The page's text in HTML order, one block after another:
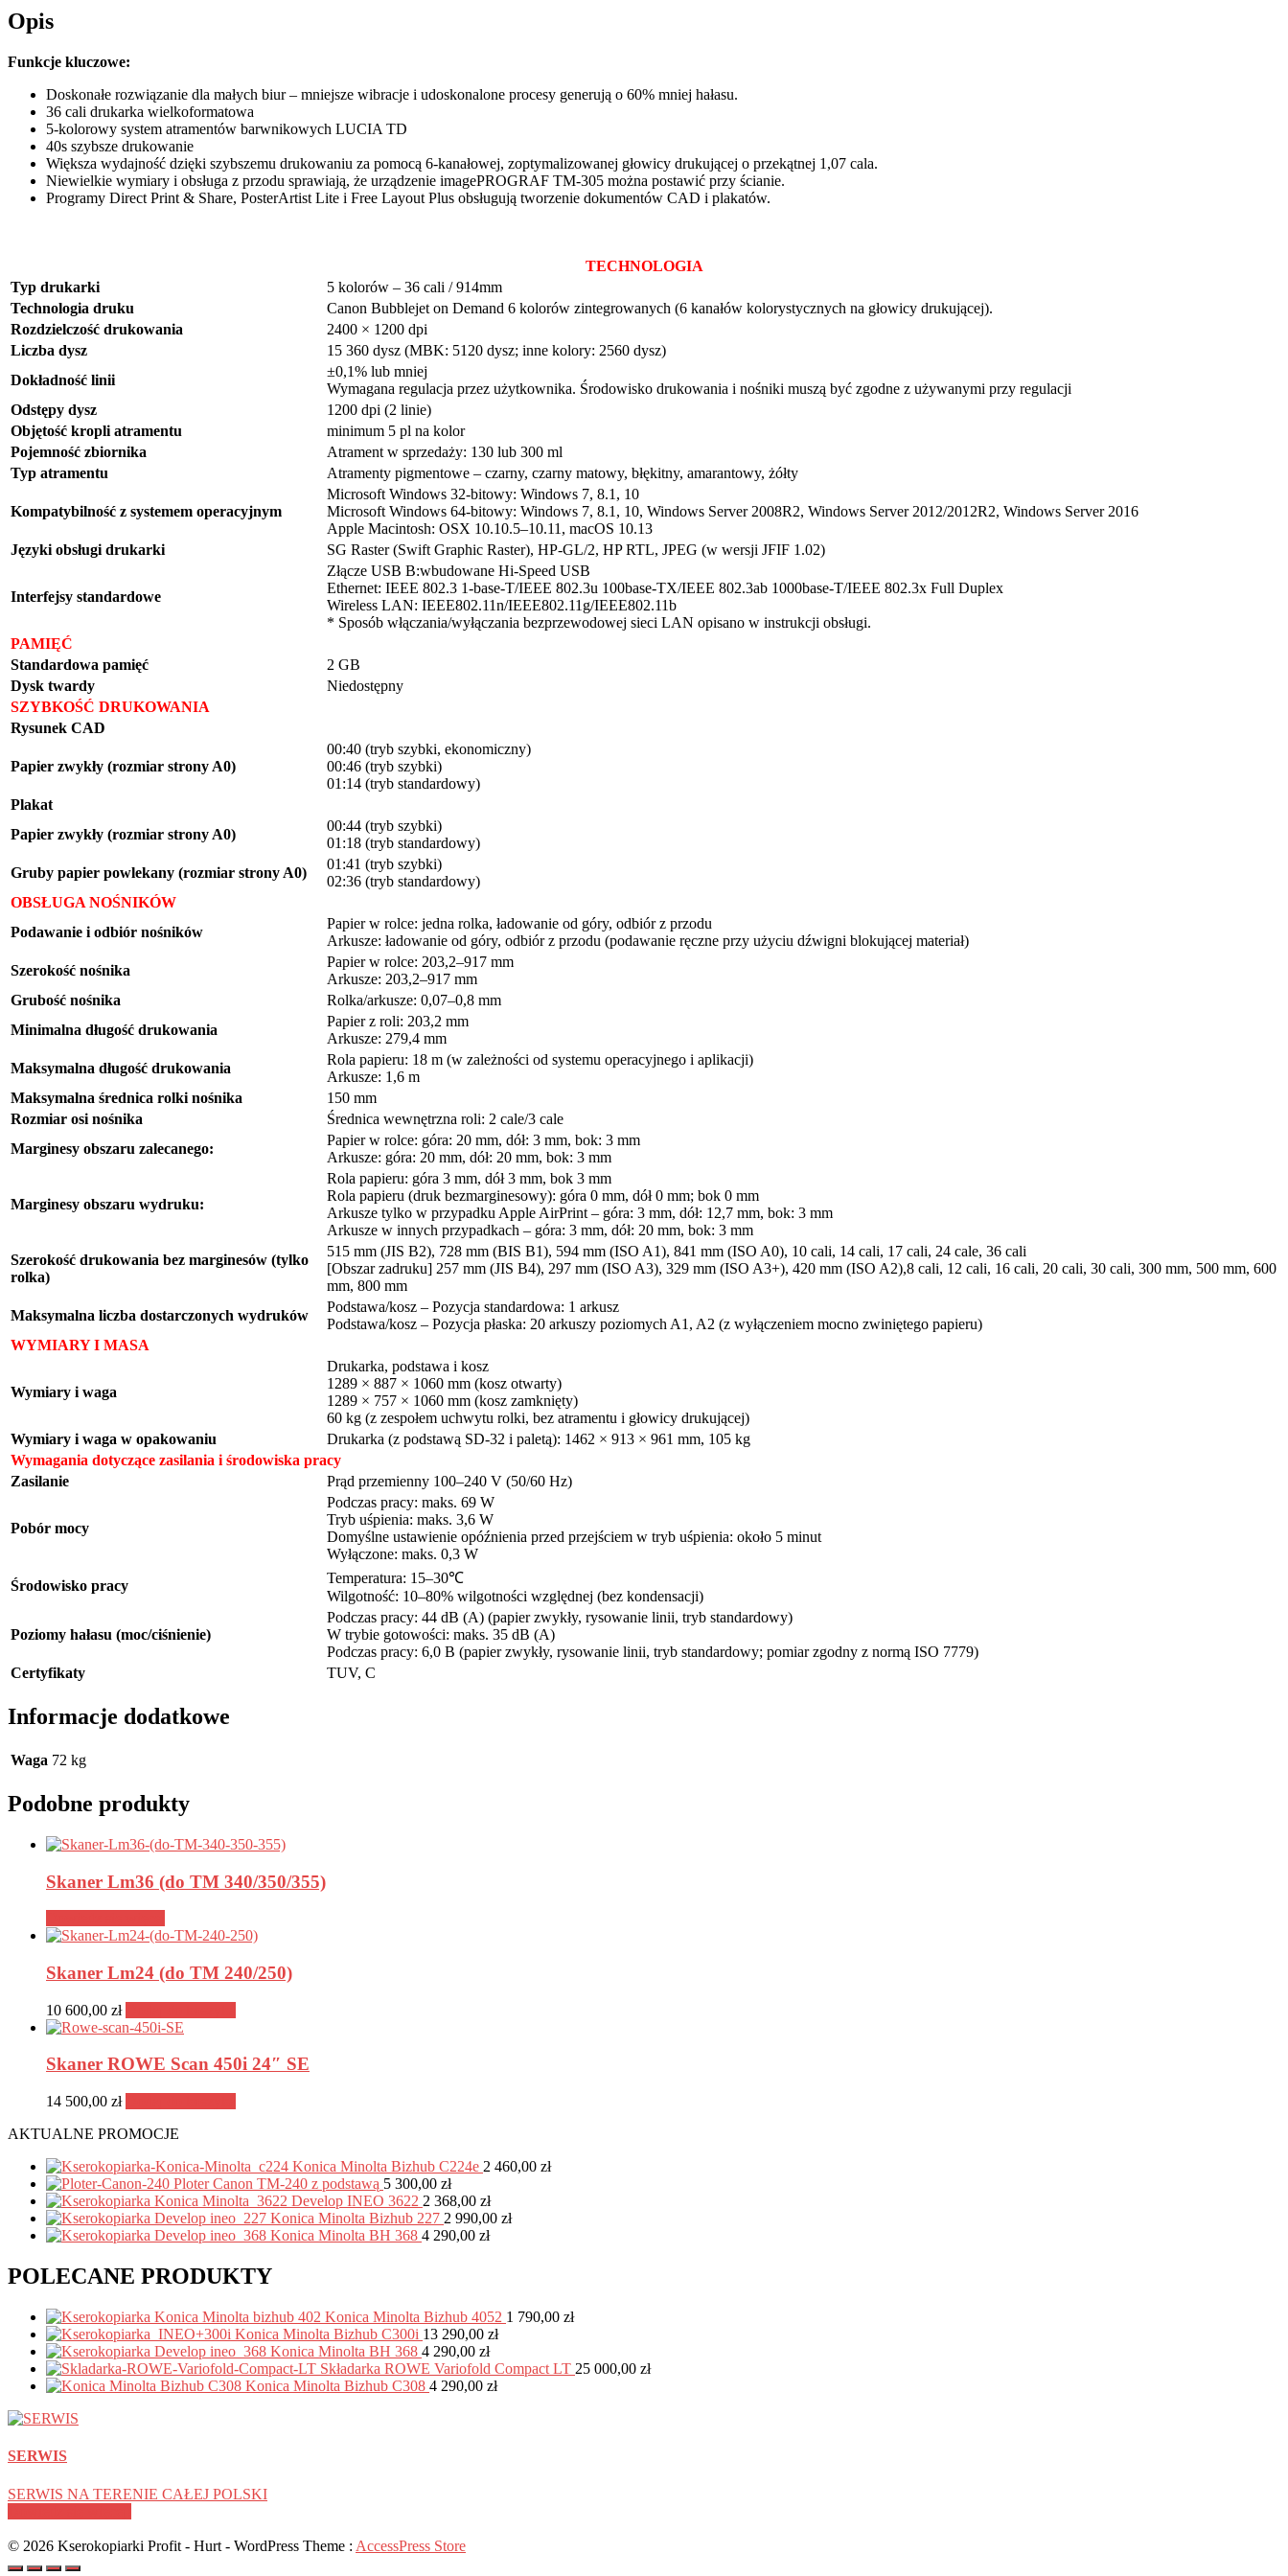
Opis
Funkcje kluczowe:
Doskonałe rozwiązanie dla małych biur – mniejsze wibracje i udoskonalone procesy generują o 60% mniej hałasu.
36 cali drukarka wielkoformatowa
5-kolorowy system atramentów barwnikowych LUCIA TD
40s szybsze drukowanie
Większa wydajność dzięki szybszemu drukowaniu za pomocą 6-kanałowej, zoptymalizowanej głowicy drukującej o przekątnej 1,07 cala.
Niewielkie wymiary i obsługa z przodu sprawiają, że urządzenie imagePROGRAF TM-305 można postawić przy ścianie.
Programy Direct Print & Share, PosterArtist Lite i Free Layout Plus obsługują tworzenie dokumentów CAD i plakatów.
TECHNOLOGIA
Typ drukarki
5 kolorów – 36 cali / 914mm
Technologia druku
Canon Bubblejet on Demand 6 kolorów zintegrowanych (6 kanałów kolorystycznych na głowicy drukującej).
Rozdzielczość drukowania
2400 × 1200 dpi
Liczba dysz
15 360 dysz (MBK: 5120 dysz; inne kolory: 2560 dysz)
Dokładność linii
±0,1% lub mniej
Wymagana regulacja przez użytkownika. Środowisko drukowania i nośniki muszą być zgodne z używanymi przy regulacji
Odstępy dysz
1200 dpi (2 linie)
Objętość kropli atramentu
minimum 5 pl na kolor
Pojemność zbiornika
Atrament w sprzedaży: 130 lub 300 ml
Typ atramentu
Atramenty pigmentowe – czarny, czarny matowy, błękitny, amarantowy, żółty
Kompatybilność z systemem operacyjnym
Microsoft Windows 32-bitowy: Windows 7, 8.1, 10
Microsoft Windows 64-bitowy: Windows 7, 8.1, 10, Windows Server 2008R2, Windows Server 2012/2012R2, Windows Server 2016
Apple Macintosh: OSX 10.10.5–10.11, macOS 10.13
Języki obsługi drukarki
SG Raster (Swift Graphic Raster), HP-GL/2, HP RTL, JPEG (w wersji JFIF 1.02)
Interfejsy standardowe
Złącze USB B:wbudowane Hi-Speed USB
Ethernet: IEEE 802.3 1-base-T/IEEE 802.3u 100base-TX/IEEE 802.3ab 1000base-T/IEEE 802.3x Full Duplex
Wireless LAN: IEEE802.11n/IEEE802.11g/IEEE802.11b
* Sposób włączania/wyłączania bezprzewodowej sieci LAN opisano w instrukcji obsługi.
PAMIĘĆ
Standardowa pamięć
2 GB
Dysk twardy
Niedostępny
SZYBKOŚĆ DRUKOWANIA
Rysunek CAD
Papier zwykły (rozmiar strony A0)
00:40 (tryb szybki, ekonomiczny)
00:46 (tryb szybki)
01:14 (tryb standardowy)
Plakat
Papier zwykły (rozmiar strony A0)
00:44 (tryb szybki)
01:18 (tryb standardowy)
Gruby papier powlekany (rozmiar strony A0)
01:41 (tryb szybki)
02:36 (tryb standardowy)
OBSŁUGA NOŚNIKÓW
Podawanie i odbiór nośników
Papier w rolce: jedna rolka, ładowanie od góry, odbiór z przodu
Arkusze: ładowanie od góry, odbiór z przodu (podawanie ręczne przy użyciu dźwigni blokującej materiał)
Szerokość nośnika
Papier w rolce: 203,2–917 mm
Arkusze: 203,2–917 mm
Grubość nośnika
Rolka/arkusze: 0,07–0,8 mm
Minimalna długość drukowania
Papier z roli: 203,2 mm
Arkusze: 279,4 mm
Maksymalna długość drukowania
Rola papieru: 18 m (w zależności od systemu operacyjnego i aplikacji)
Arkusze: 1,6 m
Maksymalna średnica rolki nośnika
150 mm
Rozmiar osi nośnika
Średnica wewnętrzna roli: 2 cale/3 cale
Marginesy obszaru zalecanego:
Papier w rolce: góra: 20 mm, dół: 3 mm, bok: 3 mm
Arkusze: góra: 20 mm, dół: 20 mm, bok: 3 mm
Marginesy obszaru wydruku:
Rola papieru: góra 3 mm, dół 3 mm, bok 3 mm
Rola papieru (druk bezmarginesowy): góra 0 mm, dół 0 mm; bok 0 mm
Arkusze tylko w przypadku Apple AirPrint – góra: 3 mm, dół: 12,7 mm, bok: 3 mm
Arkusze w innych przypadkach – góra: 3 mm, dół: 20 mm, bok: 3 mm
Szerokość drukowania bez marginesów (tylko
rolka)
515 mm (JIS B2), 728 mm (BIS B1), 594 mm (ISO A1), 841 mm (ISO A0), 10 cali, 14 cali, 17 cali, 24 cale, 36 cali
[Obszar zadruku] 257 mm (JIS B4), 297 mm (ISO A3), 329 mm (ISO A3+), 420 mm (ISO A2),8 cali, 12 cali, 16 cali, 20 cali, 30 cali, 300 mm, 500 mm, 600
mm, 800 mm
Maksymalna liczba dostarczonych wydruków
Podstawa/kosz – Pozycja standardowa: 1 arkusz
Podstawa/kosz – Pozycja płaska: 20 arkuszy poziomych A1, A2 (z wyłączeniem mocno zwiniętego papieru)
WYMIARY I MASA
Wymiary i waga
Drukarka, podstawa i kosz
1289 × 887 × 1060 mm (kosz otwarty)
1289 × 757 × 1060 mm (kosz zamknięty)
60 kg (z zespołem uchwytu rolki, bez atramentu i głowicy drukującej)
Wymiary i waga w opakowaniu
Drukarka (z podstawą SD-32 i paletą): 1462 × 913 × 961 mm, 105 kg
Wymagania dotyczące zasilania i środowiska pracy
Zasilanie
Prąd przemienny 100–240 V (50/60 Hz)
Pobór mocy
Podczas pracy: maks. 69 W
Tryb uśpienia: maks. 3,6 W
Domyślne ustawienie opóźnienia przed przejściem w tryb uśpienia: około 5 minut
Wyłączone: maks. 0,3 W
Środowisko pracy
Temperatura: 15–30℃
Wilgotność: 10–80% wilgotności względnej (bez kondensacji)
Poziomy hałasu (moc/ciśnienie)
Podczas pracy: 44 dB (A) (papier zwykły, rysowanie linii, tryb standardowy)
W trybie gotowości: maks. 35 dB (A)
Podczas pracy: 6,0 B (papier zwykły, rysowanie linii, tryb standardowy; pomiar zgodny z normą ISO 7779)
Certyfikaty
TUV, C
Informacje dodatkowe
Waga 72 kg
Podobne produkty
Skaner Lm36 (do TM 340/350/355)
Skaner Lm24 (do TM 240/250)
10 600,00 zł
Skaner ROWE Scan 450i 24″ SE
14 500,00 zł
AKTUALNE PROMOCJE
Konica Minolta Bizhub C224e 2 460,00 zł
Ploter Canon TM-240 z podstawą 5 300,00 zł
Develop INEO 3622 2 368,00 zł
Konica Minolta Bizhub 227 2 990,00 zł
Konica Minolta BH 368 4 290,00 zł
POLECANE PRODUKTY
Konica Minolta Bizhub 4052 1 790,00 zł
Konica Minolta Bizhub C300i 13 290,00 zł
Konica Minolta BH 368 4 290,00 zł
Składarka ROWE Variofold Compact LT 25 000,00 zł
Konica Minolta Bizhub C308 4 290,00 zł
SERWIS
SERWIS NA TERENIE CAŁEJ POLSKI
© 2026 Kserokopiarki Profit - Hurt - WordPress Theme : AccessPress Store